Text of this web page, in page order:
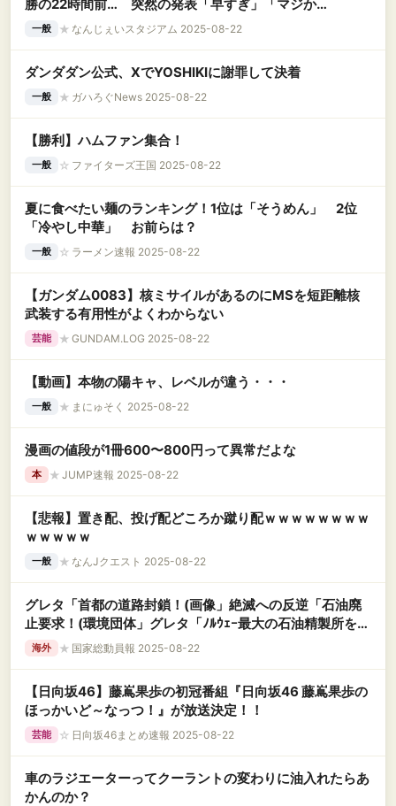
勝の22時間前… 突然の発表「早すぎ」「マジか
よ」 “最新情報”に広がる衝撃
一般 ★ なんじぇいスタジアム 2025-08-22
ダンダダン公式、XでYOSHIKIに謝罪して決着
一般 ★ ガハろぐNews 2025-08-22
【勝利】ハムファン集合！
一般 ☆ ファイターズ王国 2025-08-22
夏に食べたい麺のランキング！1位は「そうめん」 2位
「冷やし中華」 お前らは？
一般 ☆ ラーメン速報 2025-08-22
【ガンダム0083】核ミサイルがあるのにMSを短距離核
武装する有用性がよくわからない
芸能 ★ GUNDAM.LOG 2025-08-22
【動画】本物の陽キャ、レベルが違う・・・
一般 ★ まにゅそく 2025-08-22
漫画の値段が1冊600〜800円って異常だよな
本 ★ JUMP速報 2025-08-22
【悲報】置き配、投げ配どころか蹴り配ｗｗｗｗｗｗｗｗ
ｗｗｗｗｗ
一般 ★ なんJクエスト 2025-08-22
グレタ「首都の道路封鎖！(画像」絶滅への反逆「石油廃
止要求！(環境団体」グレタ「ﾉﾙｳｪｰ最大の石油精製所を
36時間封鎖！」門倉貴史「過激な行動は逆効果(批判」→
海外 ★ 国家総動員報 2025-08-22
【日向坂46】藤嶌果歩の初冠番組『日向坂46 藤嶌果歩の
ほっかいど～なっつ！』が放送決定！！
芸能 ☆ 日向坂46まとめ速報 2025-08-22
車のラジエーターってクーラントの変わりに油入れたらあ
かんのか？